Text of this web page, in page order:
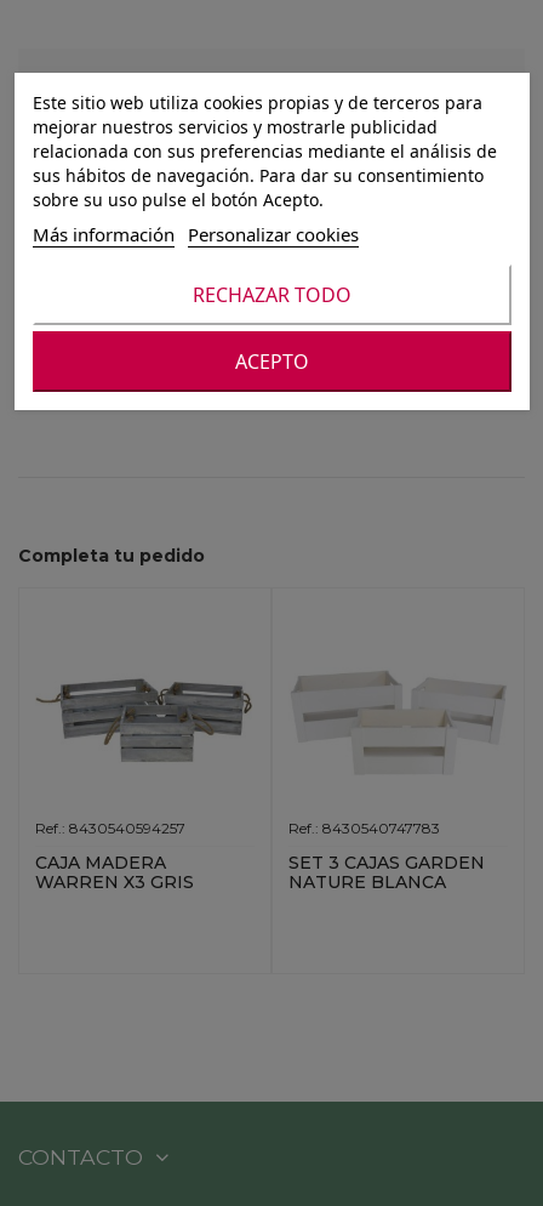
Ref.: 8445393446004
SET 4 CAJAS LUSA
40X30X20 NATURAL
Para ver nuestros precios debes registrarte o
iniciar sesión
Completa tu pedido
Ref.: 8430540594257
CAJA MADERA
WARREN X3 GRIS
Ref.: 8430540747783
SET 3 CAJAS GARDEN
NATURE BLANCA
CONTACTO
Este sitio web utiliza cookies propias y de terceros para
mejorar nuestros servicios y mostrarle publicidad
relacionada con sus preferencias mediante el análisis de
sus hábitos de navegación. Para dar su consentimiento
sobre su uso pulse el botón Acepto.
Más información Personalizar cookies
RECHAZAR TODO
ACEPTO